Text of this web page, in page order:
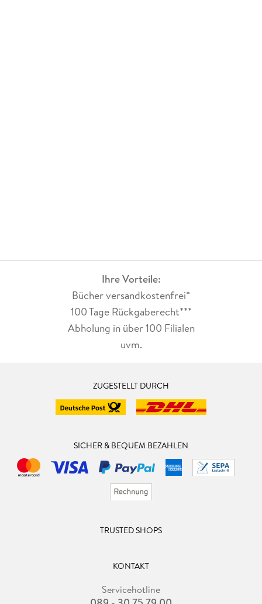
Ihre Vorteile:
Bücher versandkostenfrei*
100 Tage Rückgaberecht***
Abholung in über 100 Filialen
uvm.
ZUGESTELLT DURCH
SICHER & BEQUEM BEZAHLEN
TRUSTED SHOPS
KONTAKT
Servicehotline